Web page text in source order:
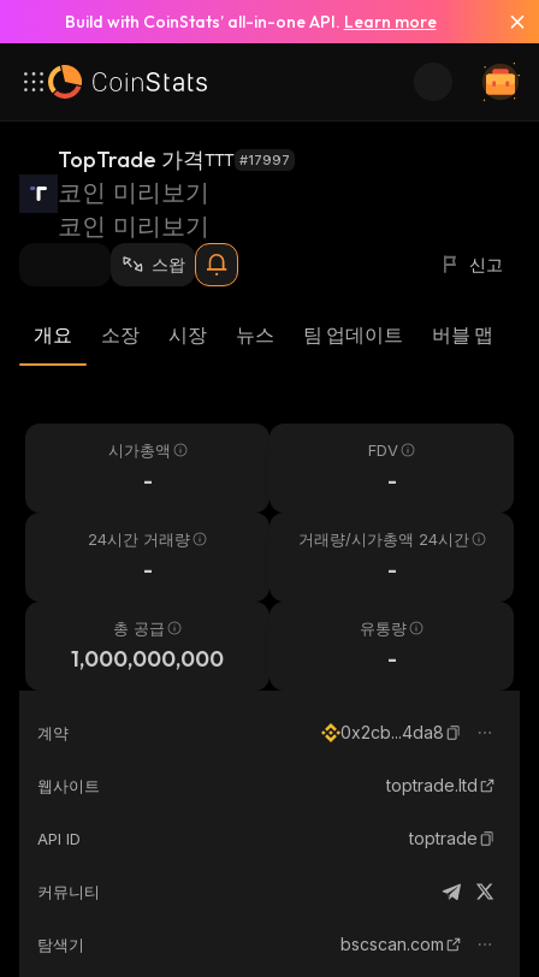
Build with CoinStats’ all-in-one API. Learn more
TopTrade 가격TTT #17997
코인 미리보기
코인 미리보기
스왑 신고
개요 소장 시장 뉴스 팀 업데이트 버블 맵
시가총액
-
FDV
-
24시간 거래량
-
거래량/시가총액 24시간
-
총 공급
1,000,000,000
유통량
-
계약 0x2cb...4da8
웹사이트 toptrade.ltd
API ID toptrade
커뮤니티
탐색기 bscscan.com